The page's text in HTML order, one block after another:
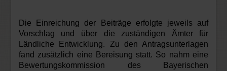
Die Einreichung der Beiträge erfolgte jeweils auf
Vorschlag und über die zuständigen Ämter für
Ländliche Entwicklung. Zu den Antragsunterlagen
fand zusätzlich eine Bereisung statt. So nahm eine
Bewertungskommission des Bayerischen